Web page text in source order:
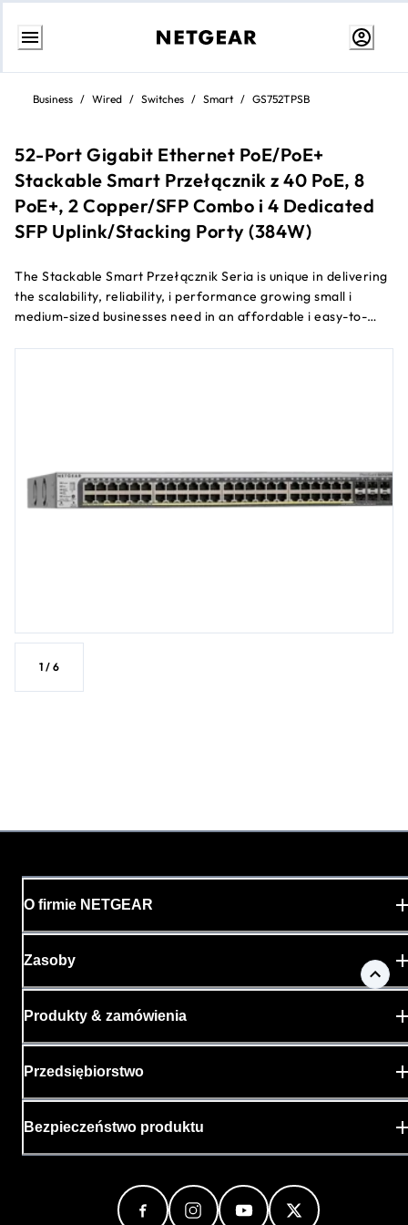
Przejdź
treściBusiness / Wired / Switches / Smart / GS752TPSB
52-Port Gigabit Ethernet PoE/PoE+
Stackable Smart Przełącznik z 40 PoE, 8
PoE+, 2 Copper/SFP Combo i 4 Dedicated
SFP Uplink/Stacking Porty (384W)
The Stackable Smart Przełącznik Seria is unique in delivering
the scalability, reliability, i performance growing small i
medium-sized businesses need in an affordable i easy-to-
1 / 6
O firmie NETGEAR
Zasoby
Produkty & zamówienia
Przedsiębiorstwo
Bezpieczeństwo produktu